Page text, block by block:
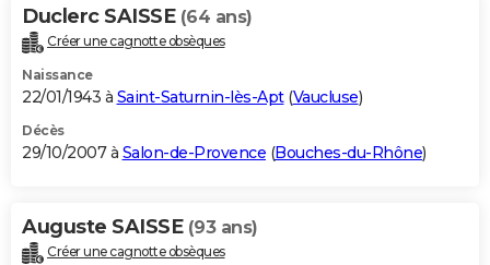
Duclerc SAISSE (64 ans)
Créer une cagnotte obsèques
Naissance
22/01/1943 à Saint-Saturnin-lès-Apt(Vaucluse)
Décès
29/10/2007 à Salon-de-Provence (Bouches-du-Rhône)
Auguste SAISSE (93 ans)
Créer une cagnotte obsèques